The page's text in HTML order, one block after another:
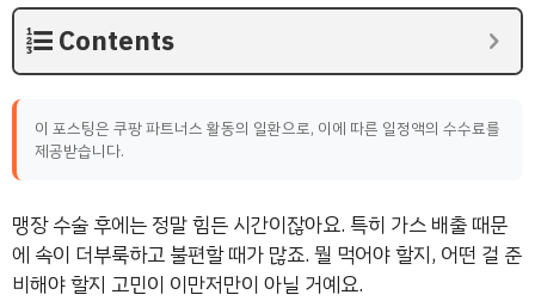
Contents
이 포스팅은 쿠팡 파트너스 활동의 일환으로, 이에 따른 일정액의 수수료를
제공받습니다.
맹장 수술 후에는 정말 힘든 시간이잖아요. 특히 가스 배출 때문
에 속이 더부룩하고 불편할 때가 많죠. 뭘 먹어야 할지, 어떤 걸 준
비해야 할지 고민이 이만저만이 아닐 거예요.